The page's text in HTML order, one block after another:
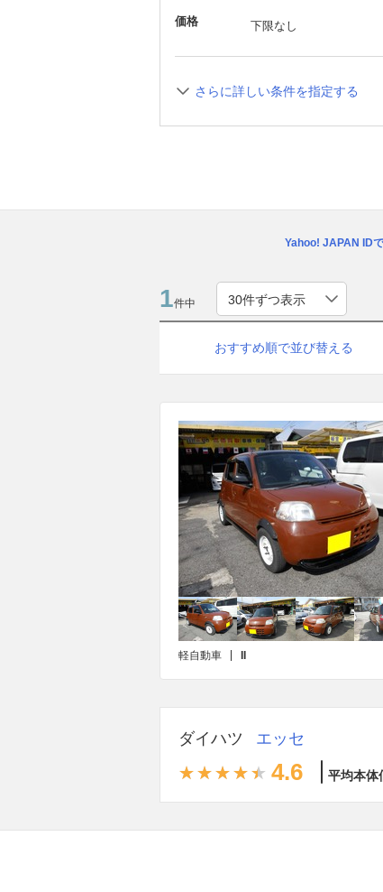
価格 下限なし
さらに詳しい条件を指定する
Yahoo! JAPAN ID
1件中
おすすめ順で並び替える
軽自動車
ダイハツ エッセ
4.6 平均本体